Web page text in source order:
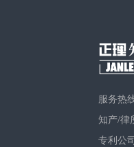
服务热
知产/律
专利公